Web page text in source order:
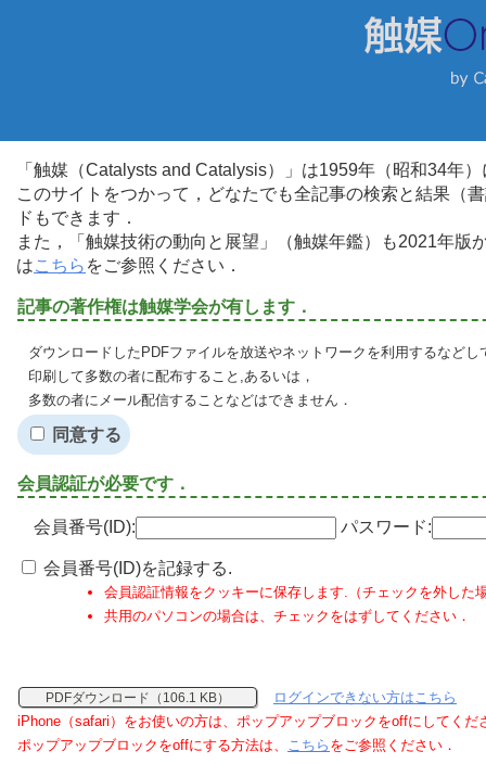
「触媒（Catalysts and Catalysis）」は1959年（昭和34年
このサイトをつかって，どなたでも全記事の検索と結果（
ドもできます．
また，「触媒技術の動向と展望」（触媒年鑑）も2021年
はこちら をご参照ください．
記事の著作権は触媒学会が有します．
ダウンロードしたPDFファイルを放送やネットワークを利用するなど
印刷して多数の者に配布すること,あるいは，
多数の者にメール配信することなどはできません．
同意する
会員認証が必要です．
会員番号(ID): パスワード:
会員番号(ID)を記録する.
会員認証情報をクッキーに保存します.（チェックを外した
共用のパソコンの場合は、チェックをはずしてください．
PDFダウンロード（106.1 KB）
ログインできない方はこちら
iPhone（safari）をお使いの方は、ポップアップブロックをoffにしてくだ
ポップアップブロックをoffにする方法は、 こちら をご参照ください．